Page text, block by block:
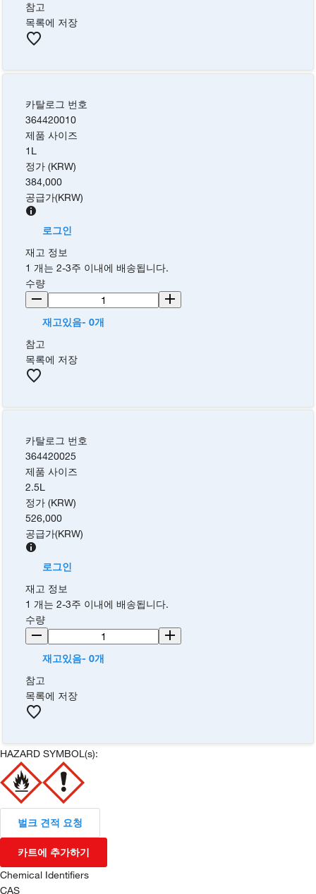
참고
목록에 저장
카탈로그 번호
364420010
제품 사이즈
1L
정가 (KRW)
384,000
공급가(KRW)
로그인
재고 정보
1 개는 2-3주 이내에 배송됩니다.
수량
재고있음- 0개
참고
목록에 저장
카탈로그 번호
364420025
제품 사이즈
2.5L
정가 (KRW)
526,000
공급가(KRW)
로그인
재고 정보
1 개는 2-3주 이내에 배송됩니다.
수량
재고있음- 0개
참고
목록에 저장
HAZARD SYMBOL(s):
벌크 견적 요청
카트에 추가하기
Chemical Identifiers
CAS